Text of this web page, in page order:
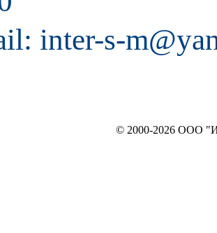
inter-s-
© 2000-2026 ООО "ИНТЕРЬЕР`c"